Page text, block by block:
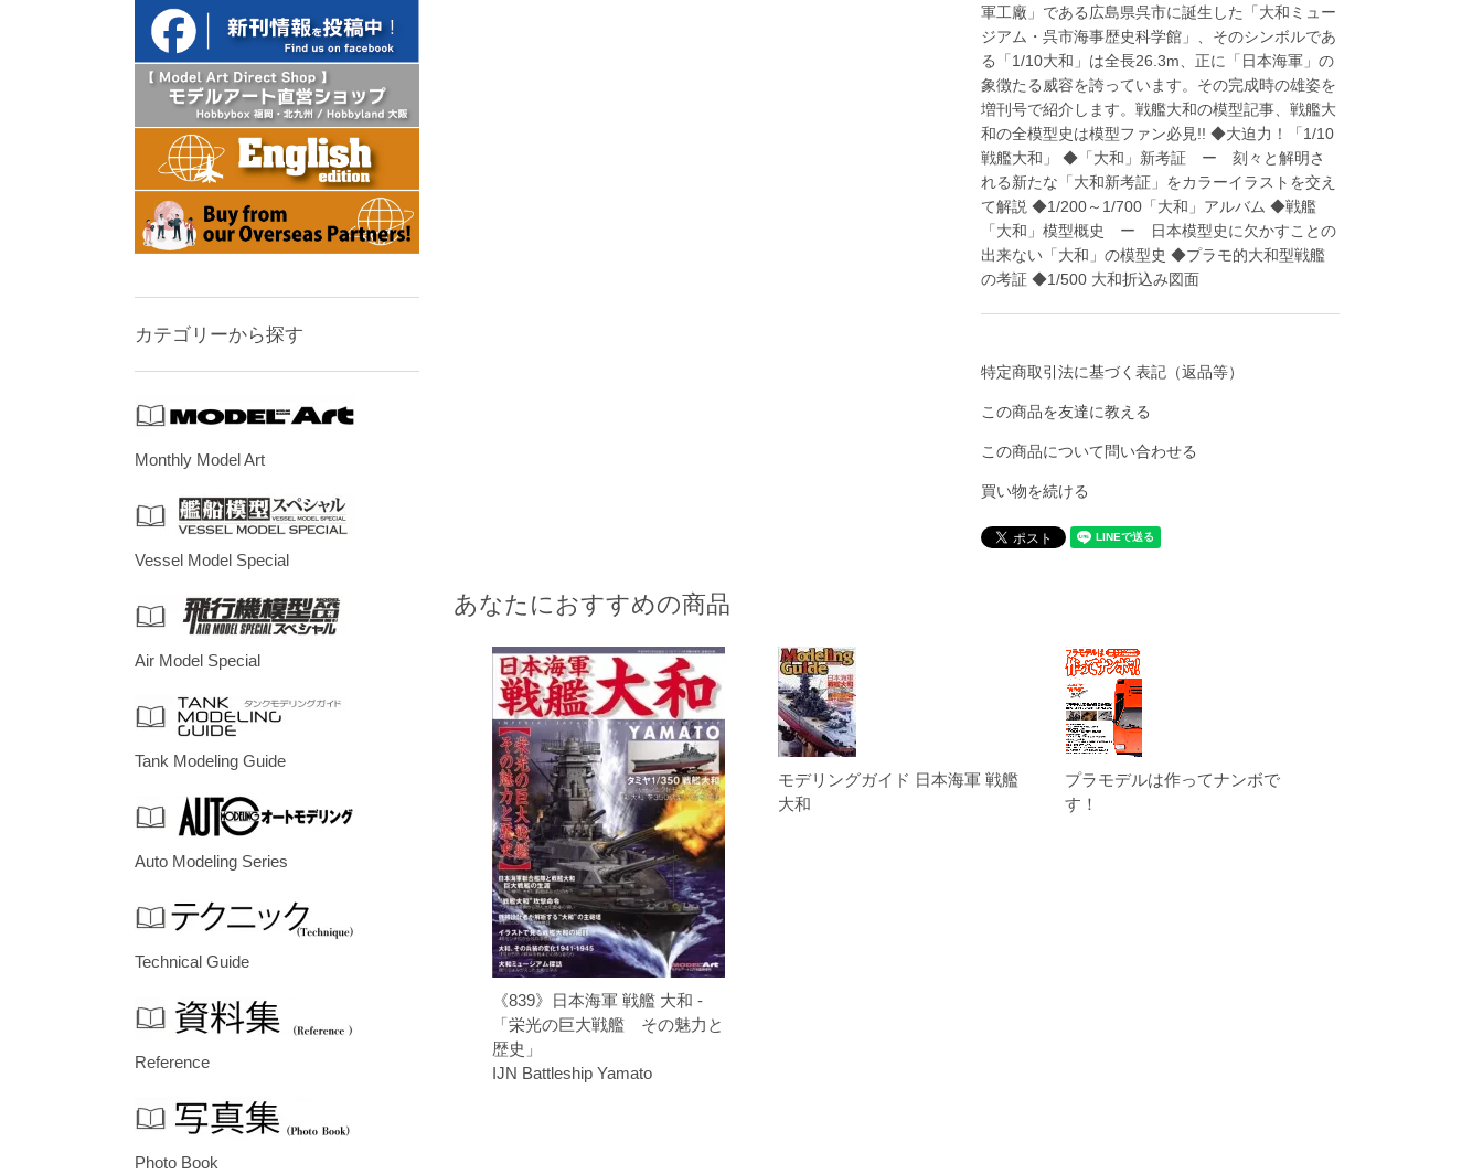
軍工廠」である広島県呉市に誕生した「大和ミュー
ジアム・呉市海事歴史科学館」、そのシンボルであ
る「1/10大和」は全長26.3m、正に「日本海軍」の
象徴たる威容を誇っています。その完成時の雄姿を
増刊号で紹介します。戦艦大和の模型記事、戦艦大
和の全模型史は模型ファン必見!! ◆大迫力！「1/10
戦艦大和」 ◆「大和」新考証 ー 刻々と解明さ
れる新たな「大和新考証」をカラーイラストを交え
て解説 ◆1/200～1/700「大和」アルバム ◆戦艦
「大和」模型概史 ー 日本模型史に欠かすことの
出来ない「大和」の模型史 ◆プラモ的大和型戦艦
の考証 ◆1/500 大和折込み図面
特定商取引法に基づく表記（返品等）
この商品を友達に教える
この商品について問い合わせる
買い物を続ける
あなたにおすすめの商品
《839》日本海軍 戦艦 大和 -
「栄光の巨大戦艦 その魅力と
歴史」
IJN Battleship Yamato
モデリングガイド 日本海軍 戦艦
大和
プラモデルは作ってナンボで
す！
カテゴリーから探す
Monthly Model Art
Vessel Model Special
Air Model Special
Tank Modeling Guide
Auto Modeling Series
Technical Guide
Reference
Photo Book